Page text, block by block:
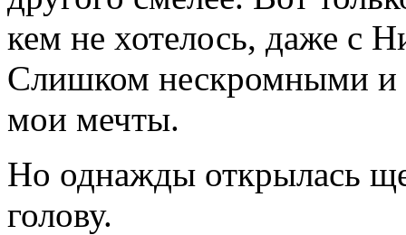
кем не хотелось, даже с
Слишком нескромными и
мои мечты.
Но однажды открылась
голову.